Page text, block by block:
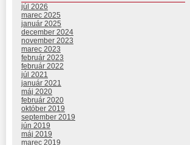
júl 2026
marec 2025
január 2025
december 2024
november 2023
marec 2023
február 2023
február 2022
júl 2021
január 2021
máj 2020
február 2020
október 2019
september 2019
jún 2019
máj 2019
marec 2019